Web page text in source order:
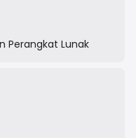
Nederland specifically
services and
Perangkat Lunak